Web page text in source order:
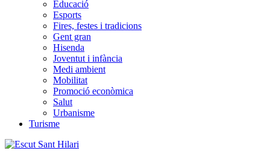
Educació
Esports
Fires, festes i tradicions
Gent gran
Hisenda
Joventut i infància
Medi ambient
Mobilitat
Promoció econòmica
Salut
Urbanisme
Turisme